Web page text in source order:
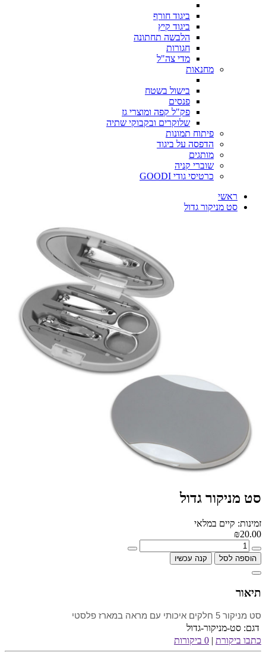
ביגוד חורף
ביגוד קיץ
הלבשה תחתונה
חגורות
מדי צה"ל
מחנאות
בישול בשטח
פנסים
פק"ל קפה ומוצרי גז
שלוקרים ובקבוקי שתיה
פיתוח תמונות
הדפסה על ביגוד
מותגים
שוברי קניה
כרטיסי גודי GOODI
ראשי
סט מניקור גדול
סט מניקור גדול
זמינות: קיים במלאי
₪20.00
הוספה לסל קנה עכשיו
תיאור
סט מניקור 5 חלקים איכותי עם מראה במארז פלסטי
דגם: סט-מניקור-גדול
כתבו ביקורת | 0 ביקורות